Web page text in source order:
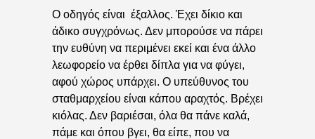
Ο οδηγός είναι έξαλλος. Έχει δίκιο και
άδικο συγχρόνως. Δεν μπορούσε να πάρει
την ευθύνη να περιμένει εκεί και ένα άλλο
λεωφορείο να έρθει δίπλα για να φύγει,
αφού χώρος υπάρχει. Ο υπεύθυνος του
σταθμαρχείου είναι κάπου αραχτός. Βρέχει
κιόλας. Δεν βαριέσαι, όλα θα πάνε καλά,
πάμε και όπου βγει, θα είπε, που να